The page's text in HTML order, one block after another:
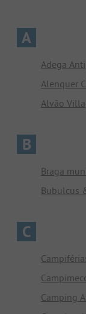
A
Adega
Alenquer
Alvão
B
Braga
Bubulcus
C
Camping